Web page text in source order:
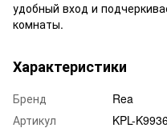
удобный вход и
комнаты.
Характеристики
Бренд
Rea
Артикул
KPL-